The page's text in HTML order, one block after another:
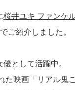
桜井ユキ ファンケ
でご紹介しました。
として活躍中。
た映画「リアル鬼